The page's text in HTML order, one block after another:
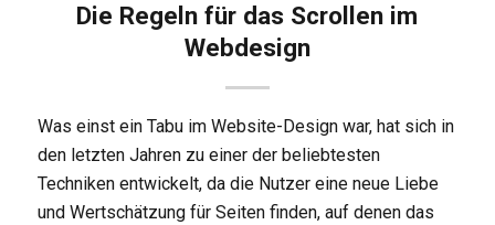
Die Regeln für das Scrollen im
Webdesign
Was einst ein Tabu im Website-Design war, hat sich in
den letzten Jahren zu einer der beliebtesten
Techniken entwickelt, da die Nutzer eine neue Liebe
und Wertschätzung für Seiten finden, auf denen das